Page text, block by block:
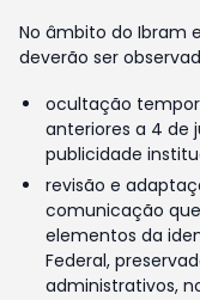
No âmbito do Ibram
deverão ser
ocultação
anteriores a 4 de
publicidade
revisão e
comunicação
elementos da
Federal,
administrativos,